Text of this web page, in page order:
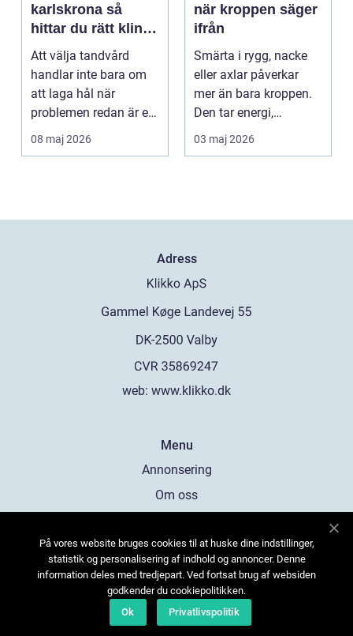
karlskrona så
hittar du rätt klinik
för långsiktig
munhälsa
Att välja tandvård
handlar inte bara om
att laga hål när
problemen redan är ett
faktum. Det handlar ...
08 maj 2026
när kroppen säger
ifrån
Smärta i rygg, nacke
eller axlar påverkar
mer än bara kroppen.
Den tar energi,
koncentration och
03 maj 2026
Adress
web: www.klikko.dk
Menu
Annonsering
Om oss
Kontakta oss
Sitemap
På vores website bruges cookies til at huske dine indstillinger,
statistik og personalisering af indhold og annoncer. Denne
information deles med tredjepart. Ved fortsat brug af websiden
godkender du cookiepolitikken.
Ok
Privatlivspolitik